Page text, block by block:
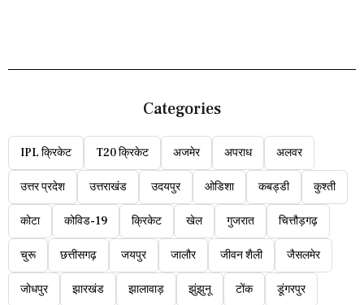
Categories
IPL क्रिकेट T20 क्रिकेट अजमेर अपराध अलवर
उत्तर प्रदेश उत्तराखंड उदयपुर ओडिशा कबड्डी कुश्ती
कोटा कोविड-19 क्रिकेट खेल गुजरात चित्तौड़गढ़
चुरू छत्तीसगढ़ जयपुर जालौर जीवन शैली जैसलमेर
जोधपुर झारखंड झालावाड़ झुंझुनू टोंक डूंगरपुर